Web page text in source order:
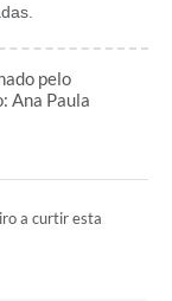
pelo
Ana Paula
a curtir esta